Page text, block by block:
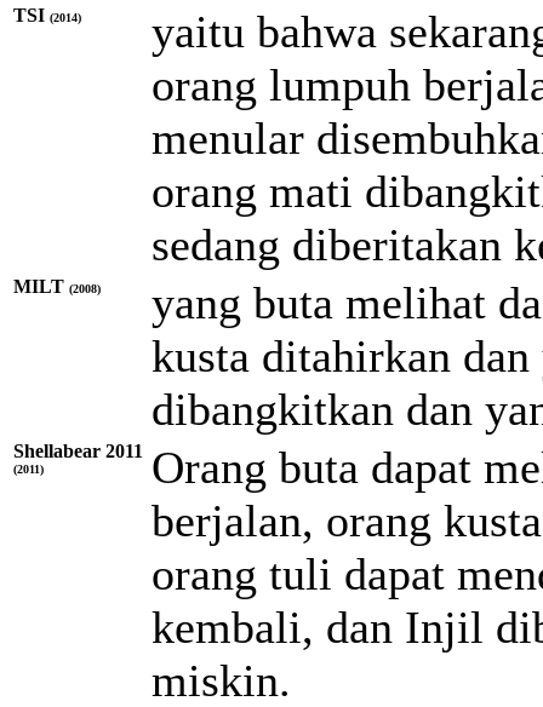
TSI (2014)
yaitu bahwa
orang lumpuh
menular
orang mati
sedang diberitakan
MILT (2008)
yang buta melihat
kusta ditahirkan
dibangkitkan dan
Shellabear 2011
(2011)
Orang buta dapat
berjalan, orang
orang tuli dapat
kembali, dan Injil
miskin.